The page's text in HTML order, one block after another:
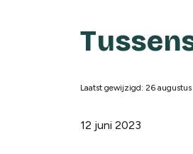
Laatst gewijzigd: 26
12 juni 2023